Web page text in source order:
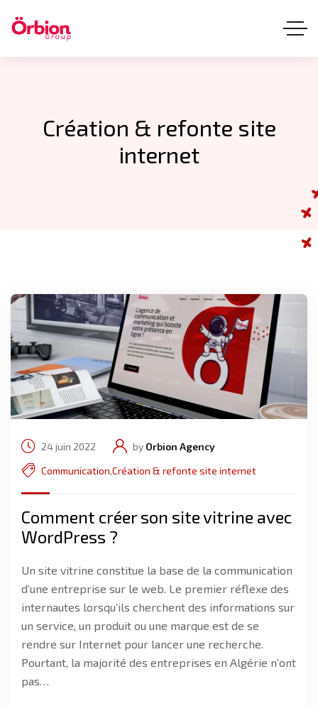
Création & refonte site
internet
24 juin 2022 by Orbion Agency
Communication,Création & refonte site internet
Comment créer son site vitrine avec
WordPress ?
Un site vitrine constitue la base de la communication
d’une entreprise sur le web. Le premier réflexe des
internautes lorsqu’ils cherchent des informations sur
un service, un produit ou une marque est de se
rendre sur Internet pour lancer une recherche.
Pourtant, la majorité des entreprises en Algérie n’ont
pas…